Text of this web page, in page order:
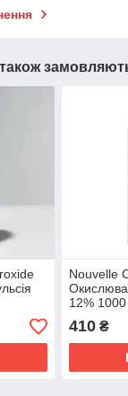
Nouvelle
12%
410₴